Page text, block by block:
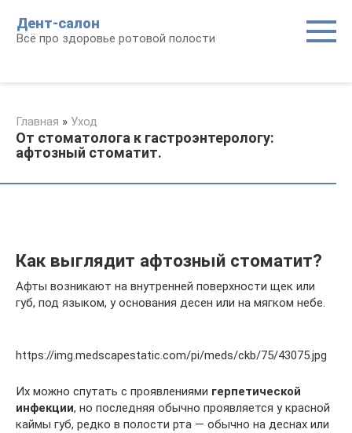
контенту
Дент-салон
Всё про здоровье ротовой полости
Главная » Уход
От стоматолога к гастроэнтерологу:
афтозный стоматит.
Как выглядит афтозный стоматит?
Афты возникают на внутренней поверхности щек или
губ, под языком, у основания десен или на мягком небе.
https://img.medscapestatic.com/pi/meds/ckb/75/43075.jpg
Их можно спутать с проявлениями герпетической
инфекции, но последняя обычно проявляется у красной
каймы губ, редко в полости рта — обычно на деснах или